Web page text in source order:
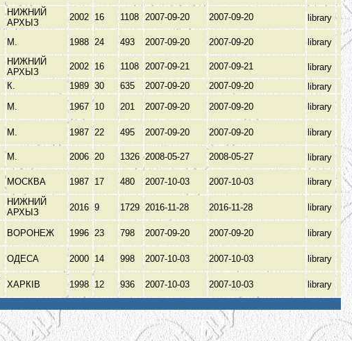
НИЖНИЙ
АРХЫЗ
2002 16 1108 2007-09-20 2007-09-20 library
М. 1988 24 493 2007-09-20 2007-09-20 library
НИЖНИЙ
АРХЫЗ
2002 16 1108 2007-09-21 2007-09-21
library
К. 1989 30 635 2007-09-20 2007-09-20
library
М. 1967 10 201 2007-09-20 2007-09-20 library
М. 1987 22 495 2007-09-20 2007-09-20 library
М. 2006 20 1326 2008-05-27 2008-05-27 library
МОСКВА 1987 17 480 2007-10-03 2007-10-03 library
НИЖНИЙ
АРХЫЗ
2016 9 1729 2016-11-28 2016-11-28 library
ВОРОНЕЖ 1996 23 798 2007-09-20 2007-09-20 library
ОДЕСА 2000 14 998 2007-10-03 2007-10-03 library
ХАРКІВ 1998 12 936 2007-10-03 2007-10-03
library